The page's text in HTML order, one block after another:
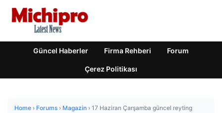
Güncel Haberler Firma Rehberi Forum
Çerez Politikası
Home › Forums › Magazin › 17 Haziran Çarşamba güncel reyting